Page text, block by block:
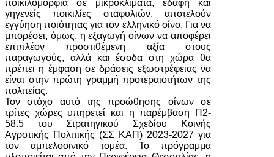
ποικιλομορφία σε μικροκλίματα, εδάφη και
γηγενείς ποικιλίες σταφυλιών, αποτελούν
εγγύηση ποιότητας για τον ελληνικό οίνο. Για να
μπορέσει, όμως, η εξαγωγή οίνων να αποφέρει
επιπλέον προστιθέμενη αξία στους
παραγωγούς, αλλά και έσοδα στη χώρα θα
πρέπει η έμφαση σε δράσεις εξωστρέφειας να
είναι στην πρώτη γραμμή προτεραιοτήτων της
πολιτείας.
Τον στόχο αυτό της προώθησης οίνων σε
τρίτες χώρες υπηρετεί και η παρέμβαση Π2-
58.5 του Στρατηγικού Σχεδίου Κοινής
Αγροτικής Πολιτικής (ΣΣ ΚΑΠ) 2023-2027 για
τον αμπελοοινικό τομέα. Το πρόγραμμα